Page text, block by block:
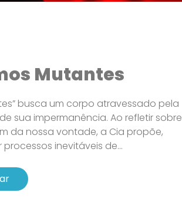
Mutantes
busca um corpo atravessado pela
sua impermanência. Ao refletir sobre
da nossa vontade, a Cia propõe,
inevitáveis de...